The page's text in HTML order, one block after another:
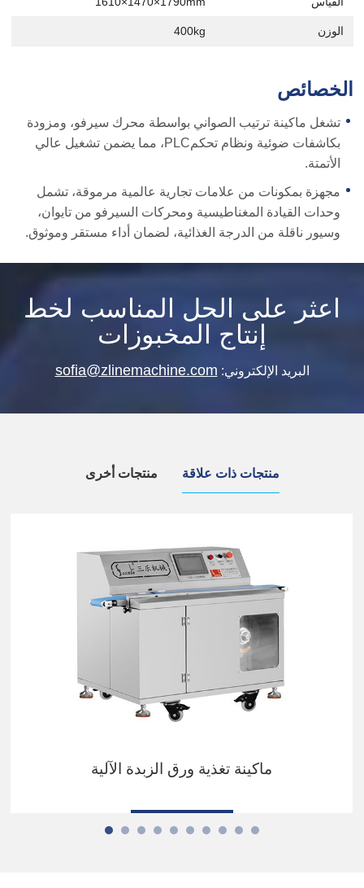
الوزن 400kg
الخصائص
تشغل ماكينة ترتيب الصواني بواسطة محرك سيرفو، ومزودة
بكاشفات ضوئية ونظام تحكمPLC، مما يضمن تشغيل عالي
الأتمتة.
مجهزة بمكونات من علامات تجارية عالمية مرموقة، تشمل
وحدات القيادة المغناطيسية ومحركات السيرفو من تايوان،
وسيور ناقلة من الدرجة الغذائية، لضمان أداء مستقر وموثوق.
اعثر على الحل المناسب لخط
إنتاج المخبوزات
البريد الإلكتروني: sofia@zlinemachine.com
منتجات ذات علاقة منتجات أخرى
ماكينة تغذية ورق الزبدة الآلية